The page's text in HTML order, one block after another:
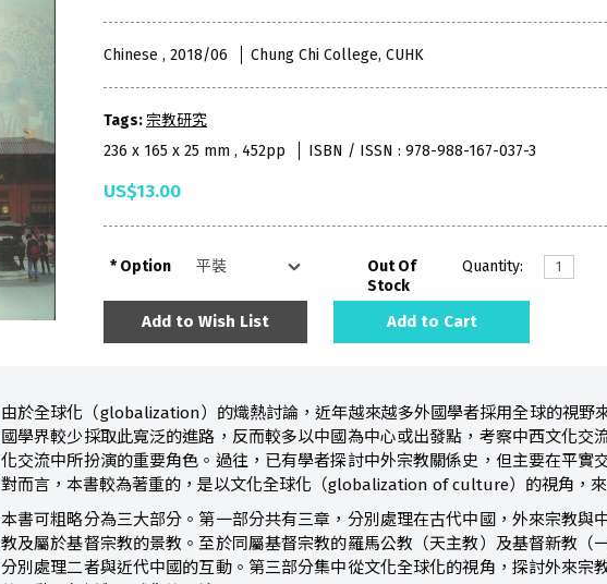
Chinese , 2018/06 Chung Chi College, CUHK
Tags:宗教研究
236 x 165 x 25 mm , 452pp
ISBN / ISSN : 978-988-167-037-3
US$13.00
Option
Out Of
Stock
Quantity:
Add to Wish List Add to Cart
由於全球化（globalization）的熾熱討論，近年越來越多外國學者採用全球的視野
國學界較少採取此寬泛的進路，反而較多以中國為中心或出發點，考察中西文化
化交流中所扮演的重要角色。過往，已有學者探討中外宗教關係史，但主要在平實
對而言，本書較為著重的，是以文化全球化（globalization of culture）的視角，來
本書可粗略分為三大部分。第一部分共有三章，分別處理在古代中國，外來宗教與
教及屬於基督宗教的景教。至於同屬基督宗教的羅馬公教（天主教）及基督新教（
分別處理二者與近代中國的互動。第三部分集中從文化全球化的視角，探討外來宗